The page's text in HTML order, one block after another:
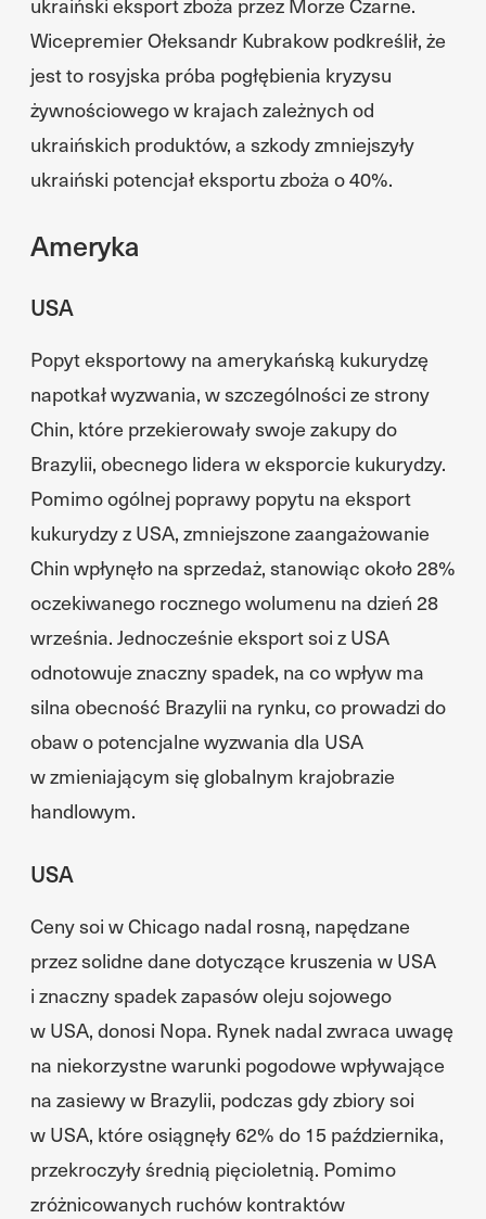
Wicepremier Ołeksandr Kubrakow podkreślił, że
jest to rosyjska próba pogłębienia kryzysu
żywnościowego w krajach zależnych od
ukraińskich produktów, a szkody zmniejszyły
ukraiński potencjał eksportu zboża o 40%.
Ameryka
USA
Popyt eksportowy na amerykańską kukurydzę
napotkał wyzwania, w szczególności ze strony
Chin, które przekierowały swoje zakupy do
Brazylii, obecnego lidera w eksporcie kukurydzy.
Pomimo ogólnej poprawy popytu na eksport
kukurydzy z USA, zmniejszone zaangażowanie
Chin wpłynęło na sprzedaż, stanowiąc około 28%
oczekiwanego rocznego wolumenu na dzień 28
września. Jednocześnie eksport soi z USA
odnotowuje znaczny spadek, na co wpływ ma
silna obecność Brazylii na rynku, co prowadzi do
obaw o potencjalne wyzwania dla USA
w zmieniającym się globalnym krajobrazie
handlowym.
USA
Ceny soi w Chicago nadal rosną, napędzane
przez solidne dane dotyczące kruszenia w USA
i znaczny spadek zapasów oleju sojowego
w USA, donosi Nopa. Rynek nadal zwraca uwagę
na niekorzystne warunki pogodowe wpływające
na zasiewy w Brazylii, podczas gdy zbiory soi
w USA, które osiągnęły 62% do 15 października,
przekroczyły średnią pięcioletnią. Pomimo
zróżnicowanych ruchów kontraktów